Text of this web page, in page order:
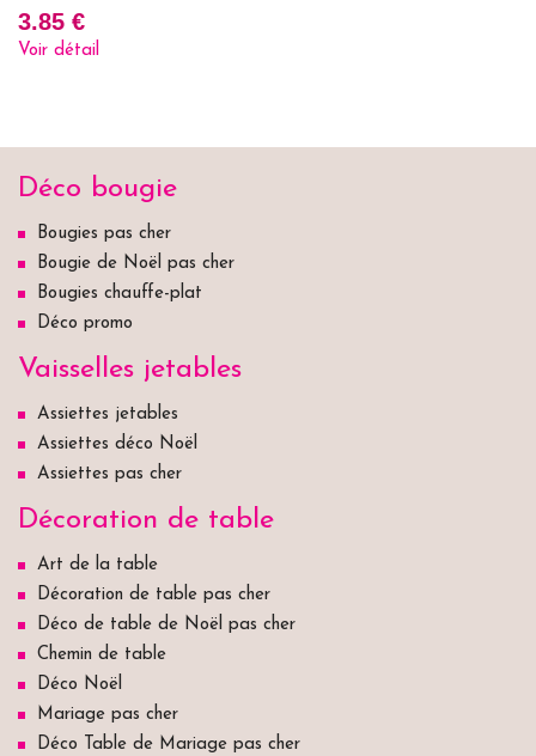
3.85 €
Voir détail
Déco bougie
Bougies pas cher
Bougie de Noël pas cher
Bougies chauffe-plat
Déco promo
Vaisselles jetables
Assiettes jetables
Assiettes déco Noël
Assiettes pas cher
Décoration de table
Art de la table
Décoration de table pas cher
Déco de table de Noël pas cher
Chemin de table
Déco Noël
Mariage pas cher
Déco Table de Mariage pas cher